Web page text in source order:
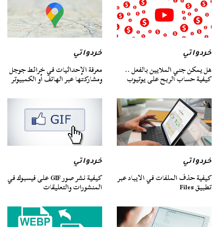
خردواتي
هل يمكن جني الملايين بالفعل ..
كيفية حساب الربح على يوتيوب
خردواتي
معرفة الإحداثيات في خرائط جوجل
ومشاركتها عبر الهاتف أو الكمبيوتر
خردواتي
كيفية حذف الملفات في الايباد عبر
تطبيق Files
خردواتي
كيفية نشر صور GIF على فيسبوك في
المنشورات والتعليقات